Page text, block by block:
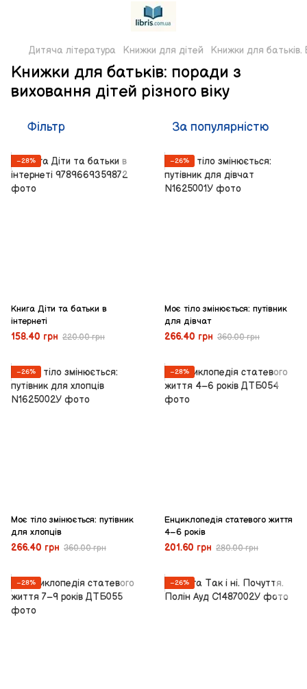
Дитяча література Книжки для дітей Книжки для батьків.
Книжки для батьків: поради з
виховання дітей різного віку
Фільтр За популярністю
−28%
Книга Діти та батьки в
інтернеті
158.40 грн 220.00 грн
−26%
Моє тіло змінюється: путівник
для дівчат
266.40 грн 360.00 грн
−26%
Моє тіло змінюється: путівник
для хлопців
266.40 грн 360.00 грн
−28%
Енциклопедія статевого життя
4–6 років
201.60 грн 280.00 грн
−28% −26%